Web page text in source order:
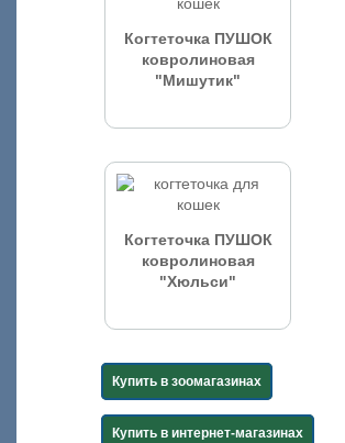
Когтеточка ПУШОК
ковролиновая
"Мишутик"
Когтеточка ПУШОК
ковролиновая
"Хюльси"
Купить в зоомагазинах
Купить в интернет-магазинах